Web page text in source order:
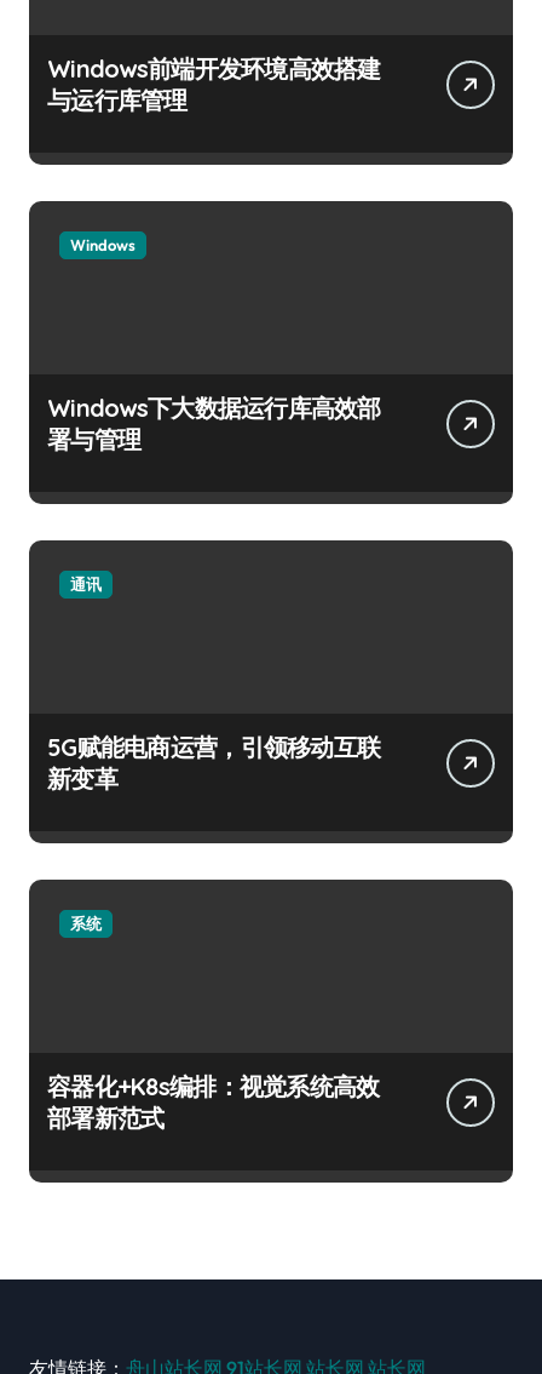
Windows前端开发环境高效搭建
与运行库管理
Windows
Windows下大数据运行库高效部
署与管理
通讯
5G赋能电商运营，引领移动互联
新变革
系统
容器化+K8s编排：视觉系统高效
部署新范式
友情链接： 舟山站长网 91站长网 站长网 站长网